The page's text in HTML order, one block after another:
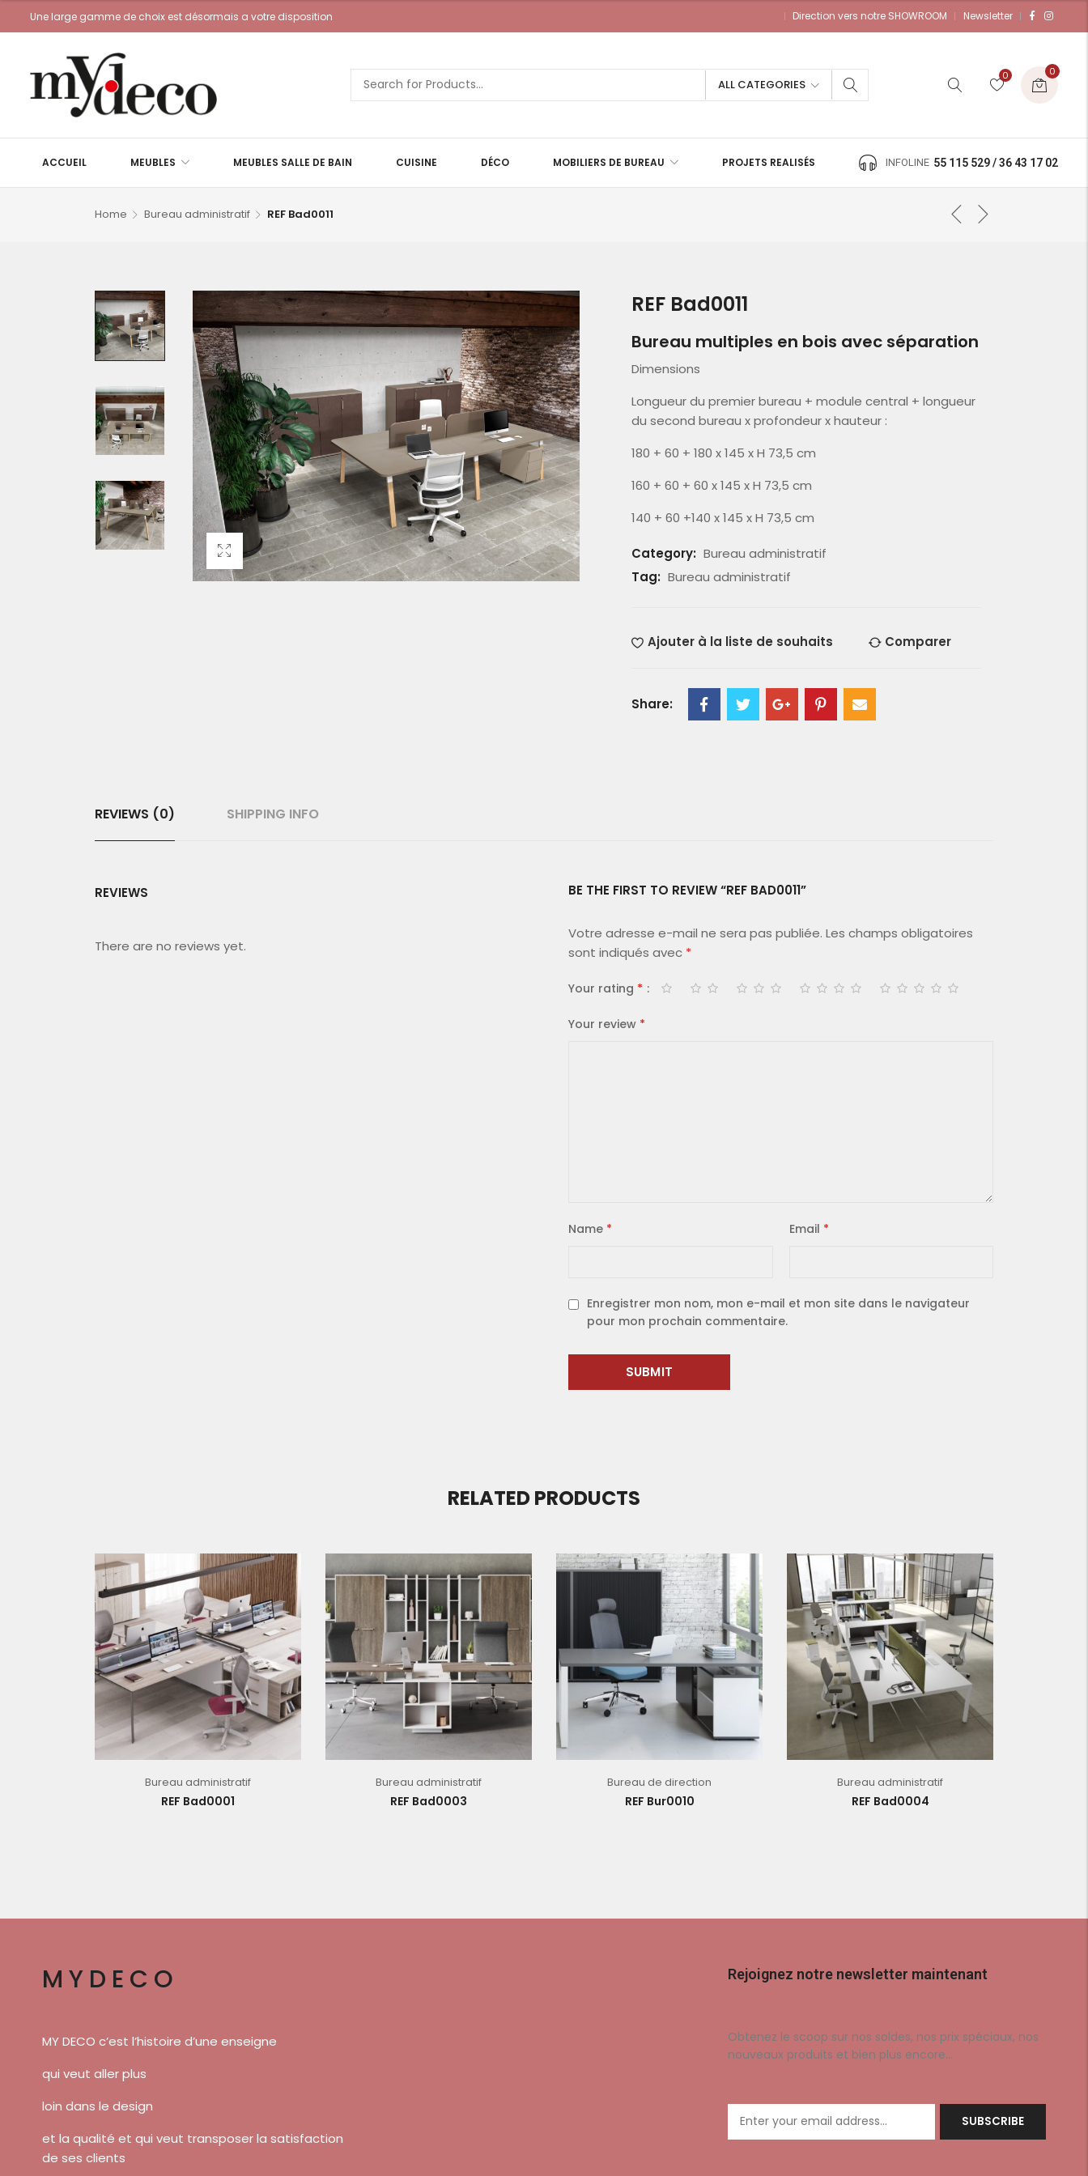
Une large gamme de choix est désormais a votre disposition Direction vers notre SHOWROOM Newsletter
ALL CATEGORIES
0 0
ACCUEIL MEUBLES MEUBLES SALLE DE BAIN CUISINE DÉCO MOBILIERS DE BUREAU PROJETS REALISÉS INFOLINE 55 115 529 / 36 43 17 02
Home Bureau administratif REF Bad0011
REF Bad0011
Bureau multiples en bois avec séparation
Dimensions
Longueur du premier bureau + module central + longueur
du second bureau x profondeur x hauteur :
180 + 60 + 180 x 145 x H 73,5 cm
160 + 60 + 60 x 145 x H 73,5 cm
140 + 60 +140 x 145 x H 73,5 cm
Category: Bureau administratif
Tag: Bureau administratif
Ajouter à la liste de souhaits Comparer
Share:
REVIEWS (0) SHIPPING INFO
REVIEWS
There are no reviews yet.
BE THE FIRST TO REVIEW “REF BAD0011”
Votre adresse e-mail ne sera pas publiée. Les champs obligatoires
sont indiqués avec *
Your rating *
Your review *
Name * Email *
Enregistrer mon nom, mon e-mail et mon site dans le navigateur
pour mon prochain commentaire.
RELATED PRODUCTS
Bureau administratif
REF Bad0001
Bureau administratif
REF Bad0003
Bureau de direction
REF Bur0010
Bureau administratif
REF Bad0004
MYDECO
MY DECO c’est l’histoire d’une enseigne
qui veut aller plus
loin dans le design
et la qualité et qui veut transposer la satisfaction
de ses clients
Rejoignez notre newsletter maintenant
Obtenez le scoop sur nos soldes, nos prix spéciaux, nos
nouveaux produits et bien plus encore…